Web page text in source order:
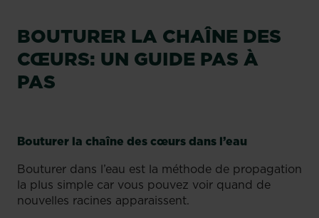
BOUTURER LA CHAÎNE DES
CŒURS: UN GUIDE PAS À
PAS
Bouturer la chaîne des cœurs dans l’eau
Bouturer dans l’eau est la méthode de propagation
la plus simple car vous pouvez voir quand de
nouvelles racines apparaissent.